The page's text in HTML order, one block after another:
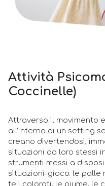
Attività
Coccinelle)
Attraverso il movimento
all’interno di un setting
creano divertendosi,
situazioni da loro stessi
strumenti messi a
situazioni-gioco: le palle
teli colorati, le piume, le